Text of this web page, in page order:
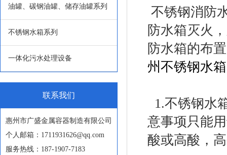
油罐、碳钢油罐、储存油罐系列
不锈钢水箱系列
一体化污水处理设备
联系我们
惠州市广盛金属容器制造有限公司
个人邮箱：1711931626@qq.com
服务热线：187-1907-7183
不锈钢消防
防水箱灭火
防水箱的布
州不锈钢水箱
1.不锈钢水
意事项只能
酸或高酸，